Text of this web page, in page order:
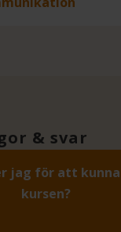
& svar
jag för att
kursen?